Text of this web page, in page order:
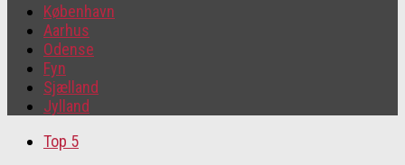
København
Aarhus
Odense
Fyn
Sjælland
Jylland
Top 5